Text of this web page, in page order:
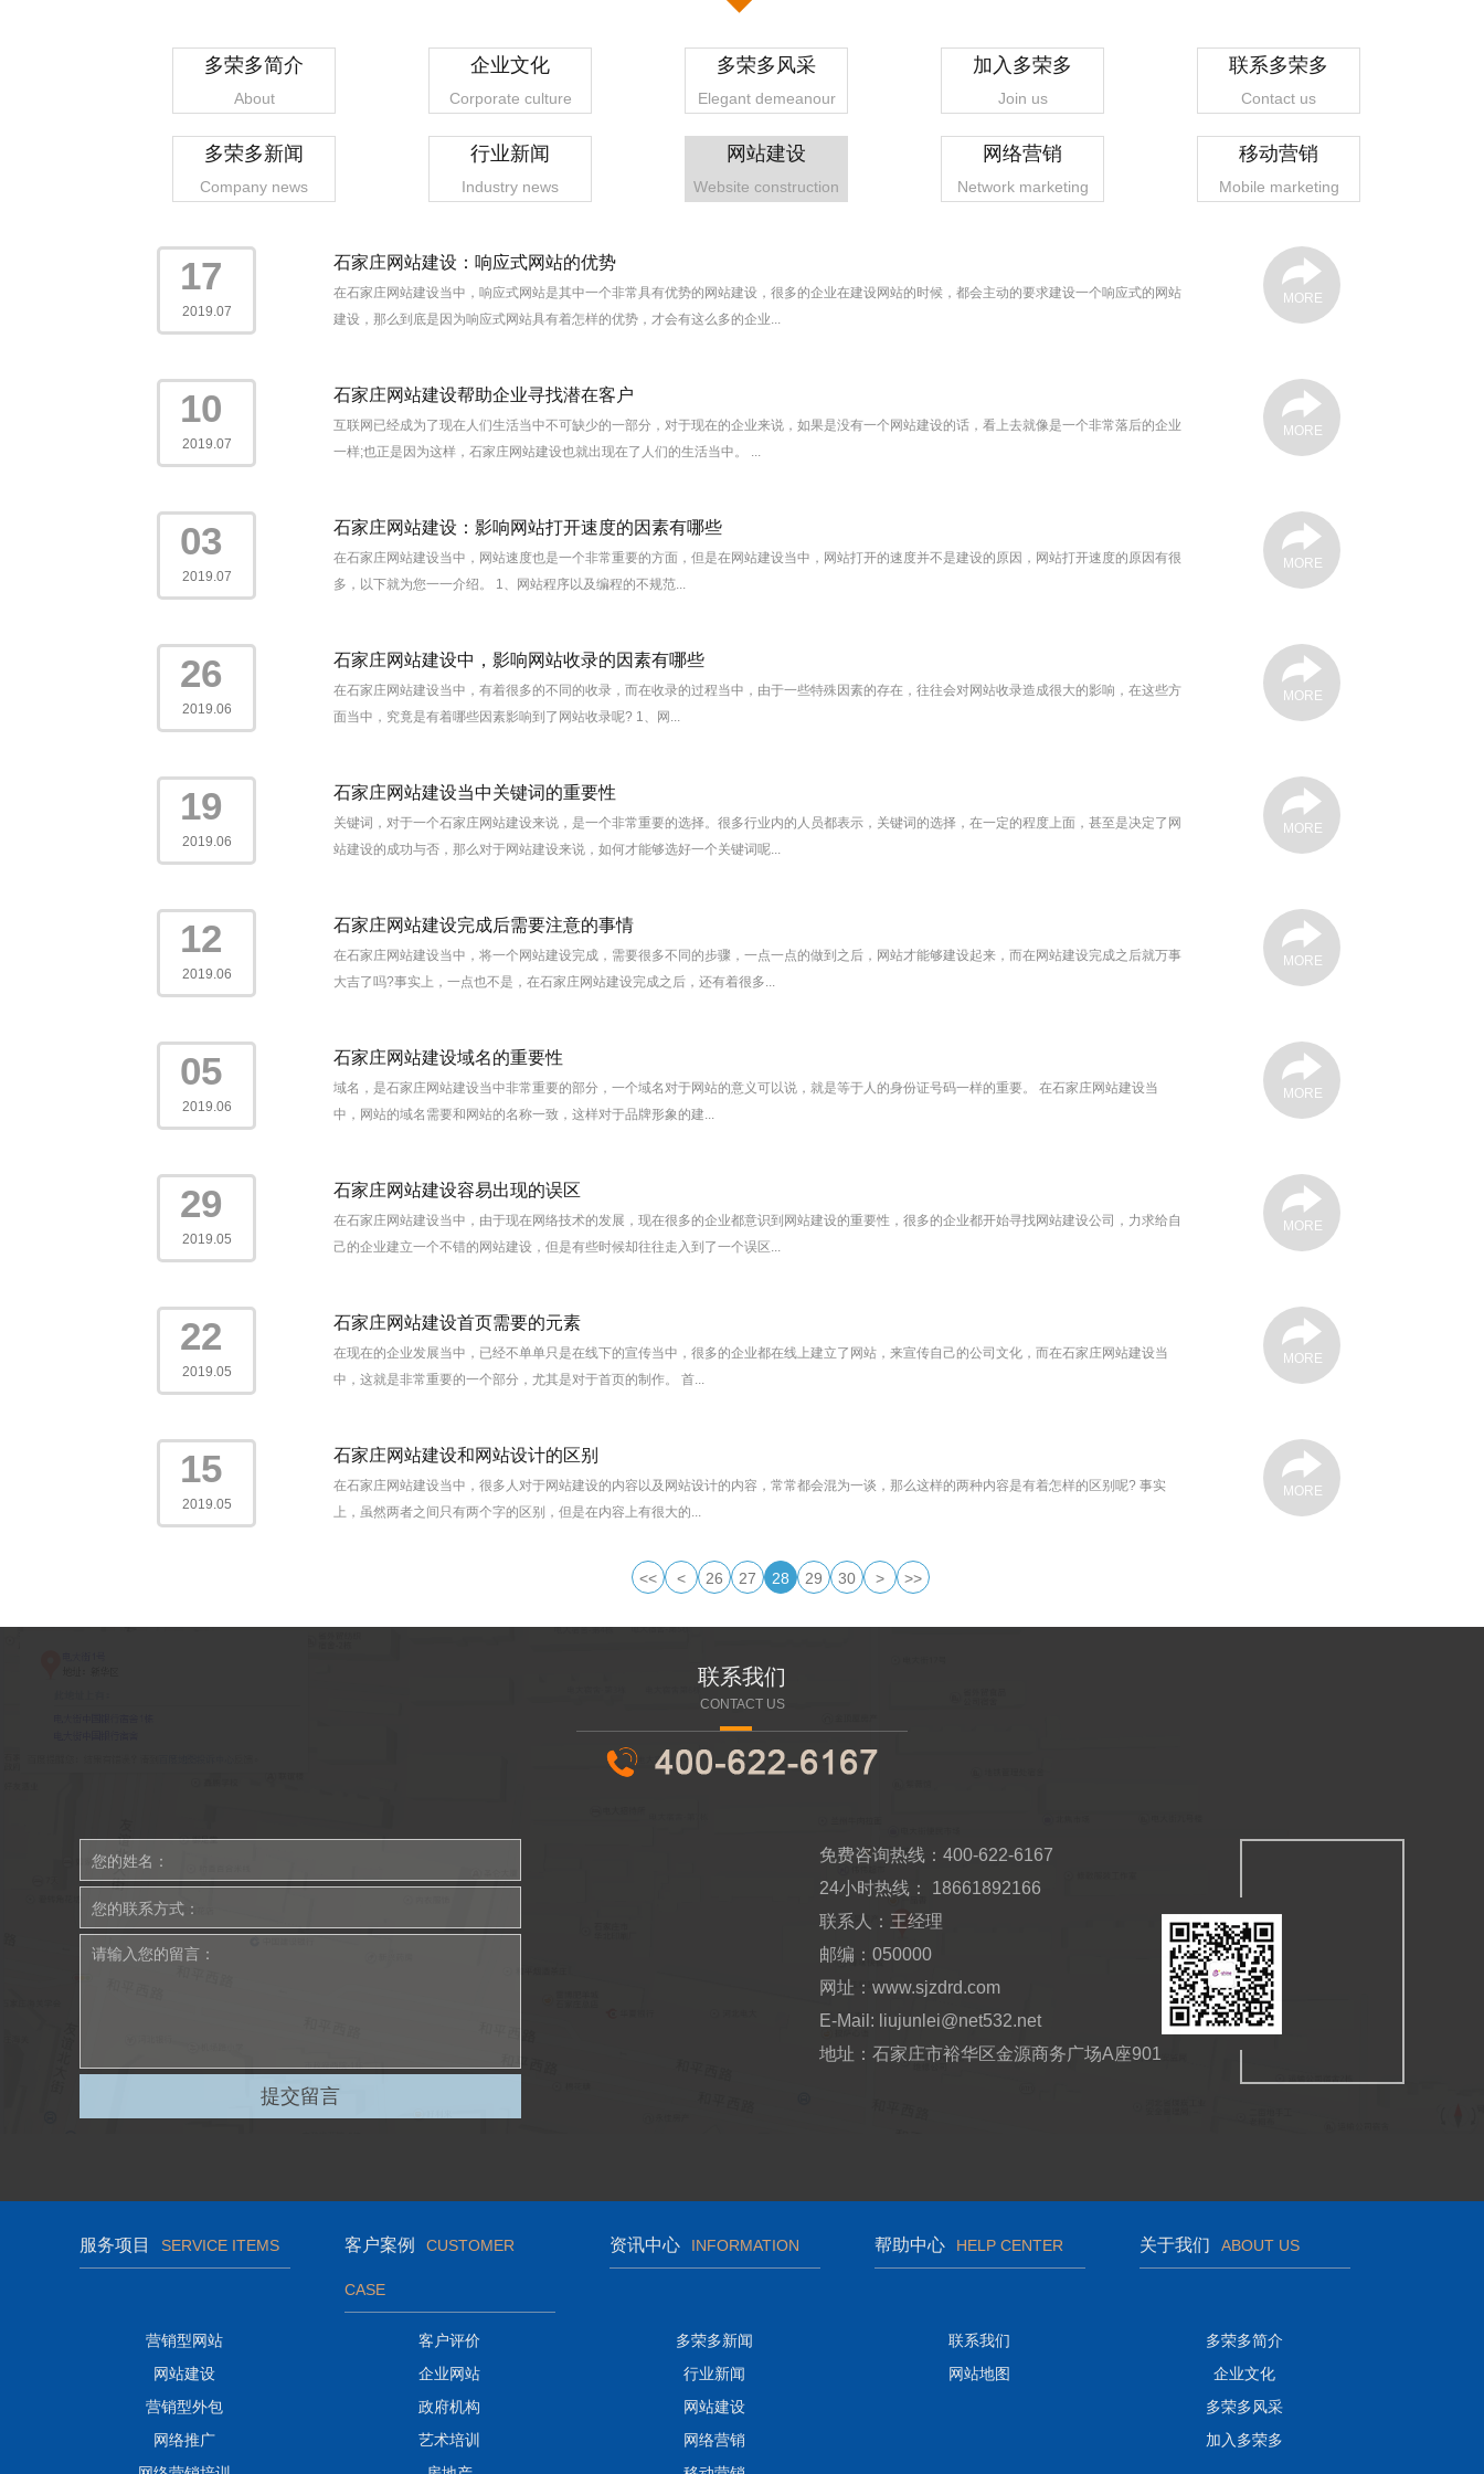
1
多荣多简介
About
企业文化
Corporate culture
多荣多风采
Elegant demeanour
加入多荣多
Join us
联系多荣多
Contact us
多荣多新闻
Company news
行业新闻
Industry news
网站建设
Website construction
网络营销
Network marketing
移动营销
Mobile marketing
17
2019.07
石家庄网站建设：响应式网站的优势
在石家庄网站建设当中，响应式网站是其中一个非常具有优势的网站建设，很多的企业在建设网站的时候，都会主动的要求建设一个响应式的网站
建设，那么到底是因为响应式网站具有着怎样的优势，才会有这么多的企业...
MORE
10
2019.07
石家庄网站建设帮助企业寻找潜在客户
互联网已经成为了现在人们生活当中不可缺少的一部分，对于现在的企业来说，如果是没有一个网站建设的话，看上去就像是一个非常落后的企业
一样;也正是因为这样，石家庄网站建设也就出现在了人们的生活当中。 ...
MORE
03
2019.07
石家庄网站建设：影响网站打开速度的因素有哪些
在石家庄网站建设当中，网站速度也是一个非常重要的方面，但是在网站建设当中，网站打开的速度并不是建设的原因，网站打开速度的原因有很
多，以下就为您一一介绍。 1、网站程序以及编程的不规范...
MORE
26
2019.06
石家庄网站建设中，影响网站收录的因素有哪些
在石家庄网站建设当中，有着很多的不同的收录，而在收录的过程当中，由于一些特殊因素的存在，往往会对网站收录造成很大的影响，在这些方
面当中，究竟是有着哪些因素影响到了网站收录呢? 1、网...
MORE
19
2019.06
石家庄网站建设当中关键词的重要性
关键词，对于一个石家庄网站建设来说，是一个非常重要的选择。很多行业内的人员都表示，关键词的选择，在一定的程度上面，甚至是决定了网
站建设的成功与否，那么对于网站建设来说，如何才能够选好一个关键词呢...
MORE
12
2019.06
石家庄网站建设完成后需要注意的事情
在石家庄网站建设当中，将一个网站建设完成，需要很多不同的步骤，一点一点的做到之后，网站才能够建设起来，而在网站建设完成之后就万事
大吉了吗?事实上，一点也不是，在石家庄网站建设完成之后，还有着很多...
MORE
05
2019.06
石家庄网站建设域名的重要性
域名，是石家庄网站建设当中非常重要的部分，一个域名对于网站的意义可以说，就是等于人的身份证号码一样的重要。 在石家庄网站建设当
中，网站的域名需要和网站的名称一致，这样对于品牌形象的建...
MORE
29
2019.05
石家庄网站建设容易出现的误区
在石家庄网站建设当中，由于现在网络技术的发展，现在很多的企业都意识到网站建设的重要性，很多的企业都开始寻找网站建设公司，力求给自
己的企业建立一个不错的网站建设，但是有些时候却往往走入到了一个误区...
MORE
22
2019.05
石家庄网站建设首页需要的元素
在现在的企业发展当中，已经不单单只是在线下的宣传当中，很多的企业都在线上建立了网站，来宣传自己的公司文化，而在石家庄网站建设当
中，这就是非常重要的一个部分，尤其是对于首页的制作。 首...
MORE
15
2019.05
石家庄网站建设和网站设计的区别
在石家庄网站建设当中，很多人对于网站建设的内容以及网站设计的内容，常常都会混为一谈，那么这样的两种内容是有着怎样的区别呢? 事实
上，虽然两者之间只有两个字的区别，但是在内容上有很大的...
MORE
<< < 26 27 28 29 30 > >>
联系我们
CONTACT US
免费咨询热线：400-622-6167
24小时热线： 18661892166
联系人：王经理
邮编：050000
网址：www.sjzdrd.com
E-Mail: liujunlei@net532.net
地址：石家庄市裕华区金源商务广场A座901
服务项目 SERVICE ITEMS 客户案例 CUSTOMER
CASE
资讯中心 INFORMATION 帮助中心 HELP CENTER 关于我们 ABOUT US
营销型网站
网站建设
营销型外包
网络推广
客户评价
企业网站
政府机构
艺术培训
多荣多新闻
行业新闻
网站建设
网络营销
联系我们
网站地图
多荣多简介
企业文化
多荣多风采
加入多荣多